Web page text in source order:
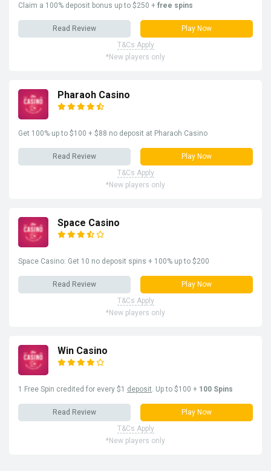
Claim a 100% deposit bonus up to $250 + free spins
Read Review
Play Now
T&Cs Apply
*New players only
Pharaoh Casino
Get 100% up to $100 + $88 no deposit at Pharaoh Casino
Read Review
Play Now
T&Cs Apply
*New players only
Space Casino
Space Casino: Get 10 no deposit spins + 100% up to $200
Read Review
Play Now
T&Cs Apply
*New players only
Win Casino
1 Free Spin credited for every $1 deposit. Up to $100 + 100 Spins
Read Review
Play Now
T&Cs Apply
*New players only